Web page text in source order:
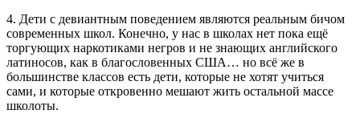
4. Дети с девиантным поведением являются реальным бичом
современных школ. Конечно, у нас в школах нет пока ещё
торгующих наркотиками негров и не знающих английского
латиносов, как в благословенных США… но всё же в
большинстве классов есть дети, которые не хотят учиться
сами, и которые откровенно мешают жить остальной массе
школоты.